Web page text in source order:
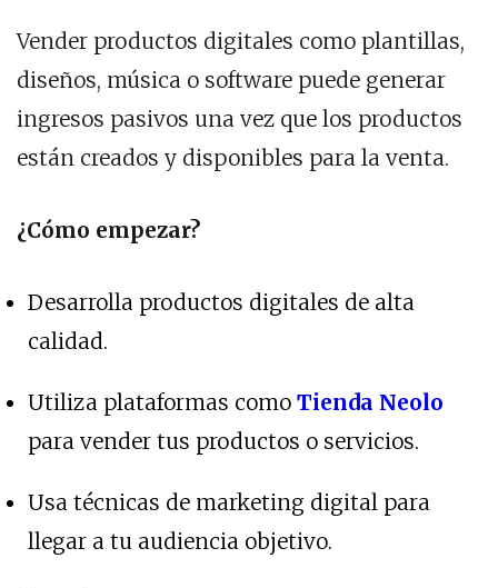
Vender productos digitales como plantillas,
diseños, música o software puede generar
ingresos pasivos una vez que los productos
están creados y disponibles para la venta.
¿Cómo empezar?
Desarrolla productos digitales de alta
calidad.
Utiliza plataformas como Tienda Neolo
para vender tus productos o servicios.
Usa técnicas de marketing digital para
llegar a tu audiencia objetivo.